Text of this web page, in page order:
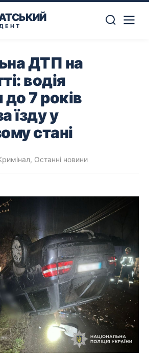
ДТП на
водія
7 років
їзду у
стані
, Останні новини